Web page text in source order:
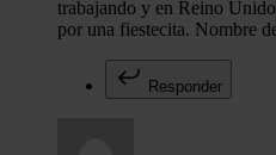
trabajando y en Reino
por una fiestecita. Nombre
Responder